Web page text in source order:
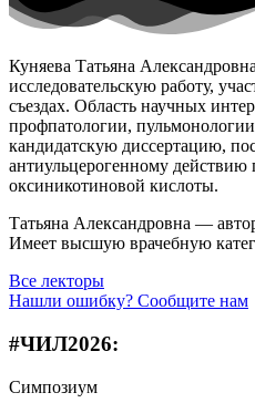
Куняева Татьяна
исследовательскую работу,
съездах. Область научных
профпатологии,
кандидатскую диссертацию,
антиульцерогенному действию
оксиникотиновой кислоты.
Татьяна Александровна —
Имеет высшую врачебную
Все лекторы
Нашли ошибку? Сообщите нам
#ЧИЛ2026:
Симпозиум